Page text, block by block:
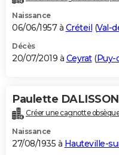
Naissance
06/06/1957 à Créteil (Val-
Décès
20/07/2019 à Ceyrat(Puy-
Paulette DALISSON
Créer une cagnotte
Naissance
27/08/1935 à Hauteville-